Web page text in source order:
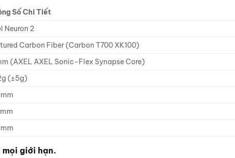
Số Chi Tiết
Neuron 2
Carbon Fiber (Carbon T700 XK100)
(AXEL AXEL Sonic-Flex Synapse Core)
(±5g)
mọi giới hạn.